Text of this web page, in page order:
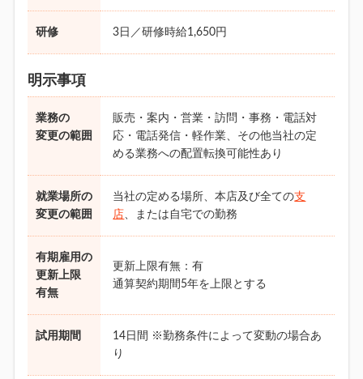
研修 3日／研修時給1,650円
明示事項
業務の
変更の範囲
販売・案内・営業・訪問・事務・電話対
応・電話発信・軽作業、その他当社の定
める業務への配置転換可能性あり
就業場所の
変更の範囲
当社の定める場所、本店及び全ての支
店、または自宅での勤務
有期雇用の
更新上限
有無
更新上限有無：有
通算契約期間5年を上限とする
試用期間
14日間 ※勤務条件によって変動の場合あ
り